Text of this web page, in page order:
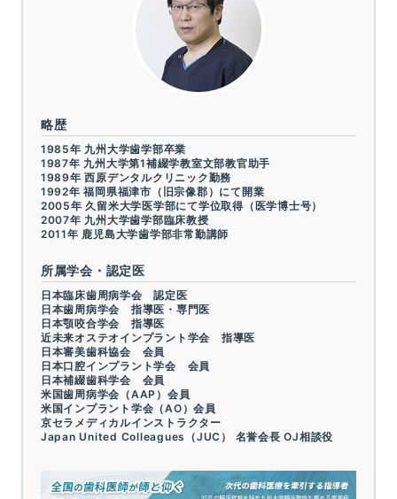
略歴
1985年 九州大学歯学部卒業
1987年 九州大学第1補綴学教室文部教官助手
1989年 西原デンタルクリニック勤務
1992年 福岡県福津市（旧宗像郡）にて開業
2005年 久留米大学医学部にて学位取得（医学博士号）
2007年 九州大学歯学部臨床教授
2011年 鹿児島大学歯学部非常勤講師
所属学会・認定医
日本臨床歯周病学会 認定医
日本歯周病学会 指導医・専門医
日本顎咬合学会 指導医
近未来オステオインプラント学会 指導医
日本審美歯科協会 会員
日本口腔インプラント学会 会員
日本補綴歯科学会 会員
米国歯周病学会（AAP）会員
米国インプラント学会（AO）会員
京セラメディカルインストラクター
Japan United Colleagues（JUC） 名誉会長 OJ相談役